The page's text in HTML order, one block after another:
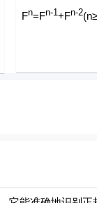
Fn=Fn-1+Fn-2